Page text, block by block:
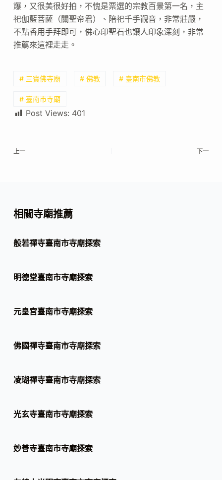
爆，又很美很好拍，不愧是票選的宗教百景第一名，主
祀伽藍菩薩（關聖帝君）、陪祀千手觀音，非常莊嚴，
不點香用手拜即可，佛心印聖石也讓人印象深刻，非常
推薦來這裡走走。
# 三寶佛寺廟 # 佛教 # 臺南市佛教
# 臺南市寺廟
Post Views: 401
上一 下一
相關寺廟推薦
般若禪寺臺南市寺廟探索
明德堂臺南市寺廟探索
元皇宮臺南市寺廟探索
佛國禪寺臺南市寺廟探索
凌瑚禪寺臺南市寺廟探索
光玄寺臺南市寺廟探索
妙善寺臺南市寺廟探索